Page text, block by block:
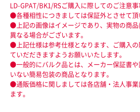
LD-GPAT/BK1/RSご購入に際してのご注意
●各種相性につきましては保証外とさせて頂
●上記の画像はイメージであり、実物の商品
異なる場合がございます。
●上記仕様は参考仕様となります、ご購入
ていだだきますようお願いいたします。
●一般的にバルク品とは、メーカー保証書
いない簡易包装の商品となります。
●通販価格に関しましては各店舗・法人事
ます。